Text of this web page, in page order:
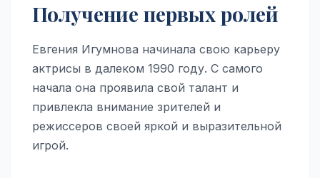
Получение первых ролей
Евгения Игумнова начинала свою карьеру
актрисы в далеком 1990 году. С самого
начала она проявила свой талант и
привлекла внимание зрителей и
режиссеров своей яркой и выразительной
игрой.